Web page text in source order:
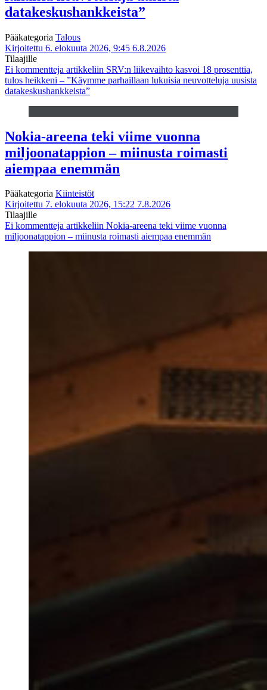
datakeskushankkeista”
Pääkategoria Talous
Kirjoitettu 6. elokuuta 2026, 9:45 6.8.2026
Tilaajille
Ei kommentteja artikkeliin SRV:n liikevaihto kasvoi 18 prosenttia,
tulos heikkeni – ”Käymme parhaillaan lukuisia neuvotteluja uusista
datakeskushankkeista”
Nokia-areena teki viime vuonna
miljoonatappion – miinusta roimasti
aiempaa enemmän
Pääkategoria Kiinteistöt
Kirjoitettu 7. elokuuta 2026, 15:22 7.8.2026
Tilaajille
Ei kommentteja artikkeliin Nokia-areena teki viime vuonna
miljoonatappion – miinusta roimasti aiempaa enemmän